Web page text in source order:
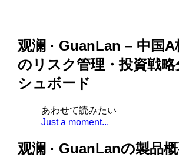
观澜 · GuanLan – 中国A
のリスク管理・投資戦略
シュボード
あわせて読みたい
Just a moment...
观澜 · GuanLanの製品